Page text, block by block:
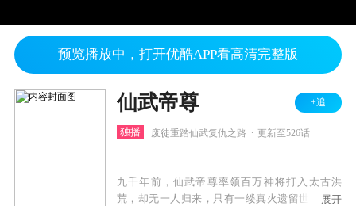
预览播放中，打开优酷APP看高清完整版
仙武帝尊 +追
独播 废徒重踏仙武复仇之路 更新至526话
九千年前，仙武帝尊率领百万神将打入太古洪
荒，却无一人归来，只有一缕真火遗留世间。九
展开